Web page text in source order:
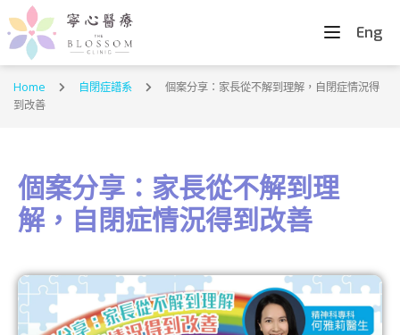
Eng
Home 自閉症譜系
個案分享：家長從不解到理解，自閉症情況得
到改善
個案分享：家長從不解到理
解，自閉症情況得到改善